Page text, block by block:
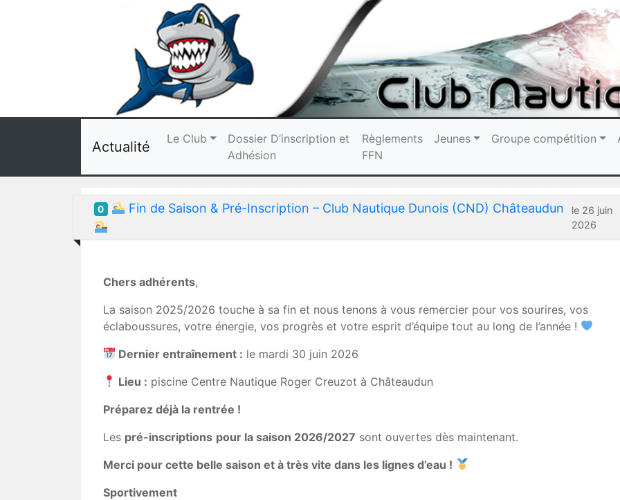
Actualité Le Club
Dossier D’inscription et
Adhésion
Règlements
FFN
Jeunes Groupe compétition
0 Fin de Saison & Pré-Inscription – Club Nautique Dunois (CND) Châteaudun
le 26 juin
2026
Chers adhérents,
La saison 2025/2026 touche à sa fin et nous tenons à vous remercier pour vos sourires, vos
éclaboussures, votre énergie, vos progrès et votre esprit d’équipe tout au long de l’année !
Dernier entraînement : le mardi 30 juin 2026
Lieu : piscine Centre Nautique Roger Creuzot à Châteaudun
Préparez déjà la rentrée !
Les pré-inscriptions pour la saison 2026/2027 sont ouvertes dès maintenant.
Merci pour cette belle saison et à très vite dans les lignes d’eau !
Sportivement